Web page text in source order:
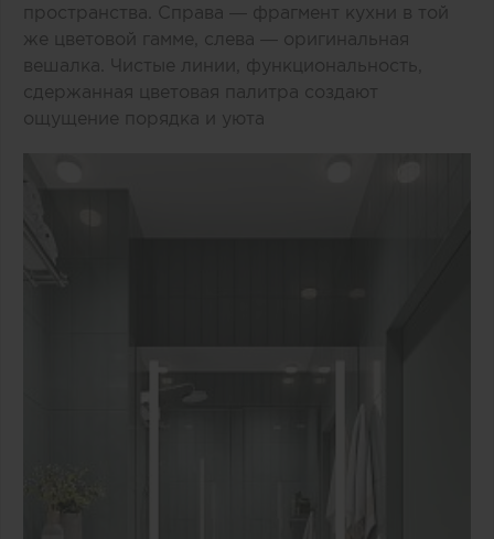
пространства. Справа — фрагмент кухни в той
же цветовой гамме, слева — оригинальная
вешалка. Чистые линии, функциональность,
сдержанная цветовая палитра создают
ощущение порядка и уюта